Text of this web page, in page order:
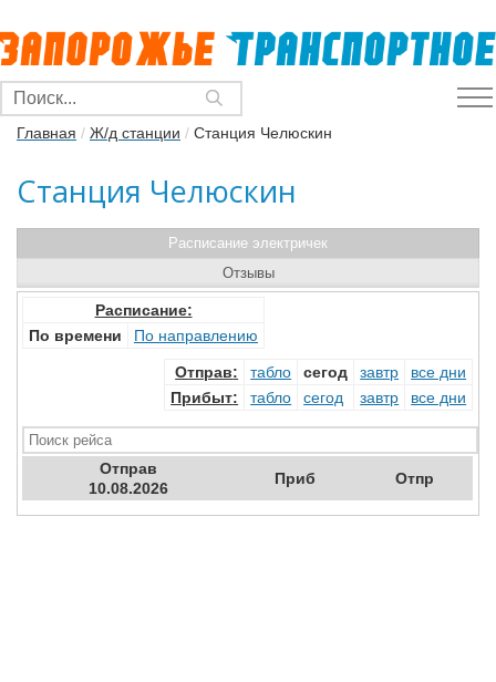
Главная / Ж/д станции / Станция Челюскин
Станция Челюскин
Расписание электричек
Расписание:
По времени
По направлению
Отправ: табло сегод завтр
все дни
Прибыт: табло сегод завтр все дни
Отправ
10.08.2026
Приб Отпр
Отзывы